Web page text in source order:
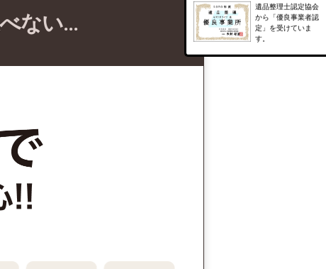
ない…
遺品整理士認定協会
から「優良事業者認
定」を受けていま
す。